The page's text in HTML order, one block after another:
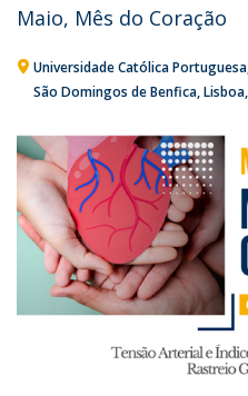
Maio, Mês do Coração
Universidade Católica Portuguesa
São Domingos de Benfica, Lisboa